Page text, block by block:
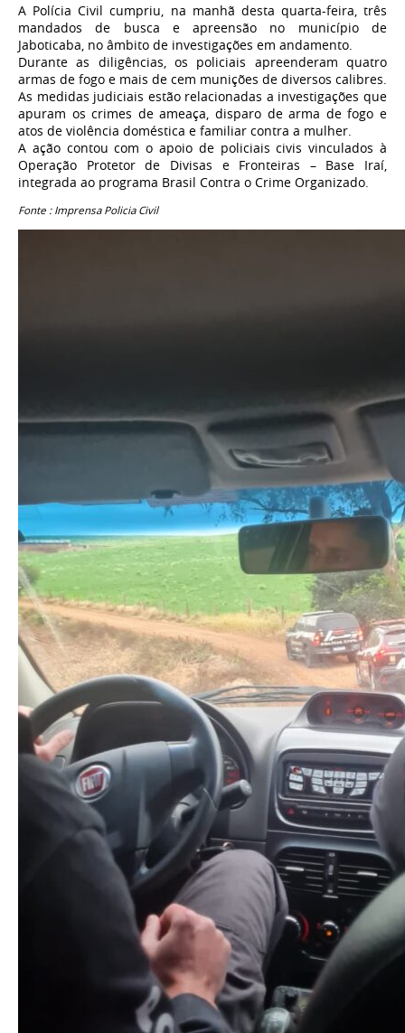
A Polícia Civil cumpriu, na manhã desta quarta-feira, três
mandados de busca e apreensão no município de
Jaboticaba, no âmbito de investigações em andamento.
Durante as diligências, os policiais apreenderam quatro
armas de fogo e mais de cem munições de diversos calibres.
As medidas judiciais estão relacionadas a investigações que
apuram os crimes de ameaça, disparo de arma de fogo e
atos de violência doméstica e familiar contra a mulher.
A ação contou com o apoio de policiais civis vinculados à
Operação Protetor de Divisas e Fronteiras – Base Iraí,
integrada ao programa Brasil Contra o Crime Organizado.
Fonte : Imprensa Policia Civil